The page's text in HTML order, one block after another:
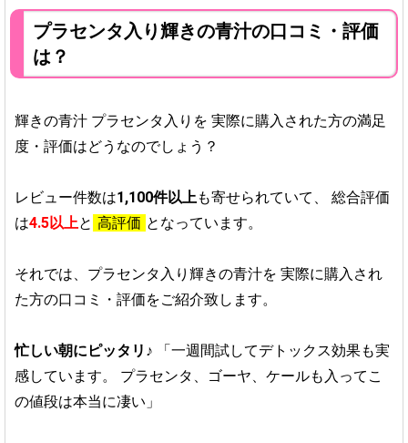
プラセンタ入り輝きの青汁の口コミ・評価
は？
輝きの青汁 プラセンタ入りを 実際に購入された方の満足
度・評価はどうなのでしょう？
レビュー件数は1,100件以上も寄せられていて、
総合評価
は4.5以上と 高評価 となっています。
それでは、プラセンタ入り輝きの青汁を 実際に購入され
た方の口コミ・評価をご紹介致します。
忙しい朝にピッタリ♪ 「一週間試してデトックス効果も実
感しています。
プラセンタ、ゴーヤ、ケールも入ってこ
の値段は本当に凄い」